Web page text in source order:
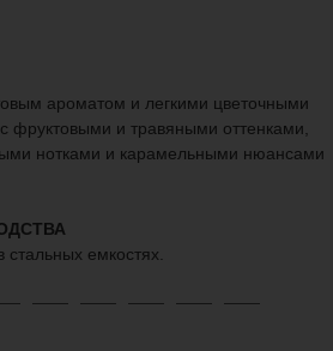
ароматом и легкими цветочными
фруктовыми и травяными оттенками,
нотками и карамельными нюансами
емкостях.